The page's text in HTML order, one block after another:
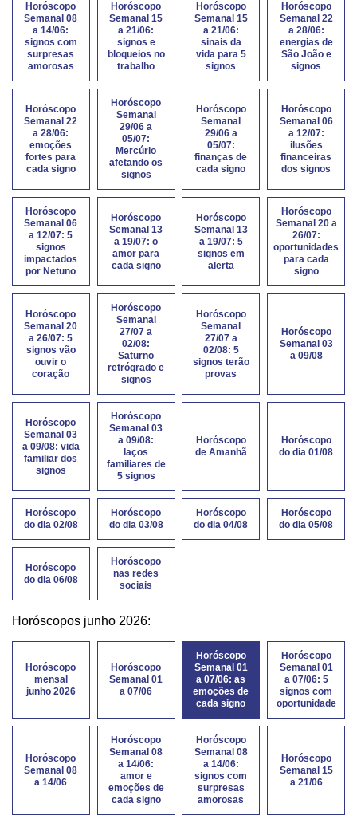
Horóscopo
Semanal 08
a 14/06:
signos com
surpresas
amorosas
Horóscopo
Semanal 15
a 21/06:
signos e
bloqueios no
trabalho
Horóscopo
Semanal 15
a 21/06:
sinais da
vida para 5
signos
Horóscopo
Semanal 22
a 28/06:
energias de
São João e
signos
Horóscopo
Semanal 22
a 28/06:
emoções
fortes para
cada signo
Horóscopo
Semanal
29/06 a
05/07:
Mercúrio
afetando os
signos
Horóscopo
Semanal
29/06 a
05/07:
finanças de
cada signo
Horóscopo
Semanal 06
a 12/07:
ilusões
financeiras
dos signos
Horóscopo
Semanal 06
a 12/07: 5
signos
impactados
por Netuno
Horóscopo
Semanal 13
a 19/07: o
amor para
cada signo
Horóscopo
Semanal 13
a 19/07: 5
signos em
alerta
Horóscopo
Semanal 20 a
26/07:
oportunidades
para cada
signo
Horóscopo
Semanal 20
a 26/07: 5
signos vão
ouvir o
coração
Horóscopo
Semanal
27/07 a
02/08:
Saturno
retrógrado e
signos
Horóscopo
Semanal
27/07 a
02/08: 5
signos terão
provas
Horóscopo
Semanal 03
a 09/08
Horóscopo
Semanal 03
a 09/08: vida
familiar dos
signos
Horóscopo
Semanal 03
a 09/08:
laços
familiares de
5 signos
Horóscopo
de Amanhã
Horóscopo
do dia 01/08
Horóscopo
do dia 02/08
Horóscopo
do dia 03/08
Horóscopo
do dia 04/08
Horóscopo
do dia 05/08
Horóscopo
do dia 06/08
Horóscopo
nas redes
sociais
Horóscopos junho 2026:
Horóscopo
mensal
junho 2026
Horóscopo
Semanal 01
a 07/06
Horóscopo
Semanal 01
a 07/06: as
emoções de
cada signo
Horóscopo
Semanal 01
a 07/06: 5
signos com
oportunidade
Horóscopo
Semanal 08
a 14/06
Horóscopo
Semanal 08
a 14/06:
amor e
emoções de
cada signo
Horóscopo
Semanal 08
a 14/06:
signos com
surpresas
amorosas
Horóscopo
Semanal 15
a 21/06